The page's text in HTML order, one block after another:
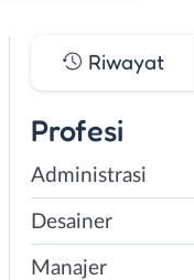
Riwayat
Profesi
Administrasi
Desainer
Manajer